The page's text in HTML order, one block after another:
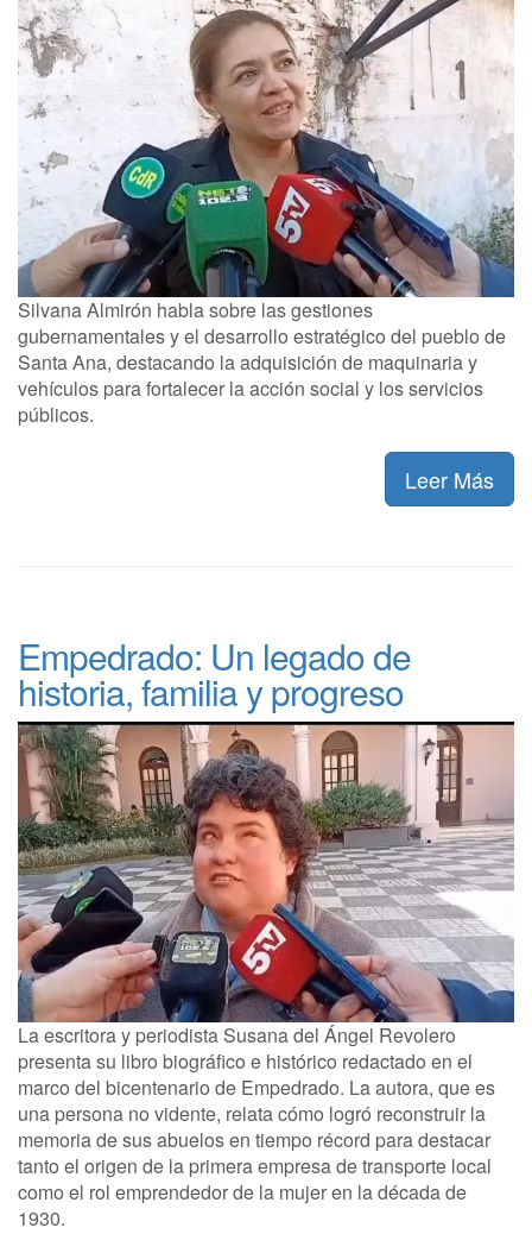
Silvana Almirón habla sobre las gestiones
gubernamentales y el desarrollo estratégico del pueblo de
Santa Ana, destacando la adquisición de maquinaria y
vehículos para fortalecer la acción social y los servicios
públicos.
Leer Más
Empedrado: Un legado de
historia, familia y progreso
La escritora y periodista Susana del Ángel Revolero
presenta su libro biográfico e histórico redactado en el
marco del bicentenario de Empedrado. La autora, que es
una persona no vidente, relata cómo logró reconstruir la
memoria de sus abuelos en tiempo récord para destacar
tanto el origen de la primera empresa de transporte local
como el rol emprendedor de la mujer en la década de
1930.